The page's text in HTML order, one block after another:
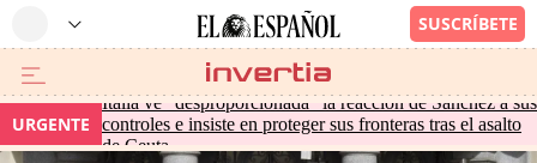
URGENTE
Italia ve "desproporcionada" la reacción de Sánchez a sus
controles e insiste en proteger sus fronteras tras el asalto
de Ceuta